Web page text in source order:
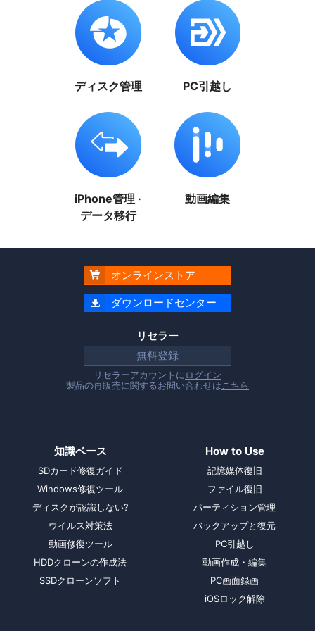
ディスク管理 PC引越し
iPhone管理 ·
データ移行
動画編集
 オンラインストア
 ダウンロードセンター
リセラー
無料登録
リセラーアカウントに ログイン
製品の再販売に関するお問い合わせは こちら
知識ベース
SDカード修復ガイド
Windows修復ツール
ディスクが認識しない?
ウイルス対策法
動画修復ツール
HDDクローンの作成法
SSDクローンソフト
How to Use
記憶媒体復旧
ファイル復旧
パーティション管理
バックアップと復元
PC引越し
動画作成・編集
PC画面録画
iOSロック解除